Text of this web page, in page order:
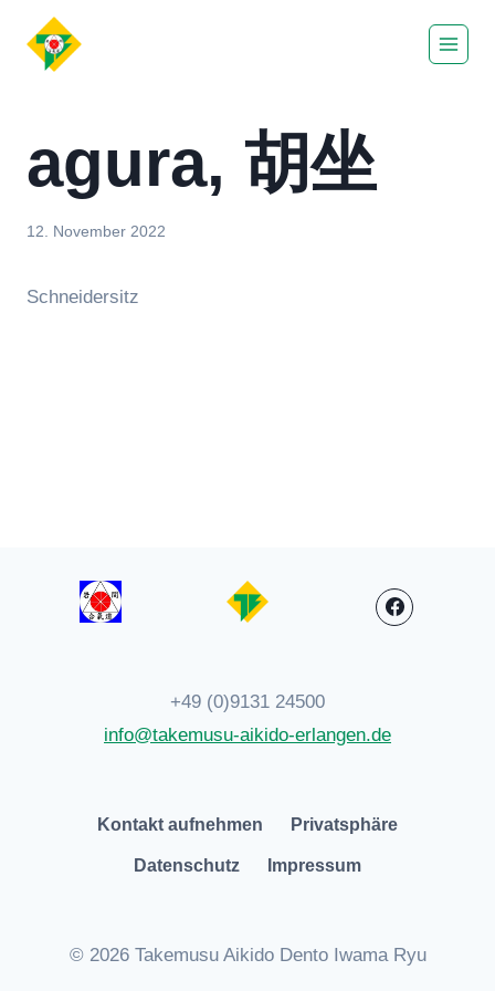
Inhalt
agura, 胡坐
12. November 2022
Schneidersitz
+49 (0)9131 24500
info@takemusu-aikido-erlangen.de
Kontakt aufnehmen Privatsphäre
Datenschutz Impressum
© 2026 Takemusu Aikido Dento Iwama Ryu